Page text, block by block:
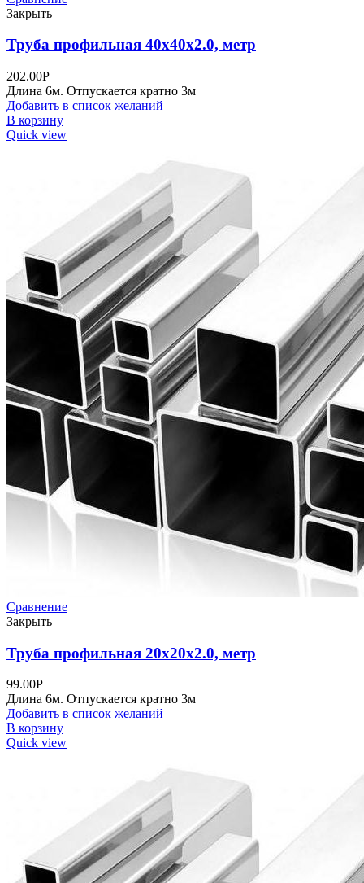
Закрыть
Труба профильная 40х40х2.0, метр
202.00Р
Длина 6м. Отпускается кратно 3м
Добавить в список желаний
В корзину
Quick view
Сравнение
Закрыть
Труба профильная 20х20х2.0, метр
99.00Р
Длина 6м. Отпускается кратно 3м
Добавить в список желаний
В корзину
Quick view